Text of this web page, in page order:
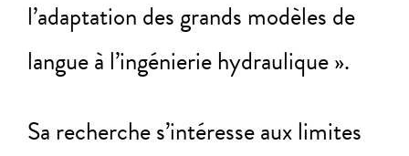
l’adaptation des grands modèles de
langue à l’ingénierie hydraulique ».
Sa recherche s’intéresse aux limites